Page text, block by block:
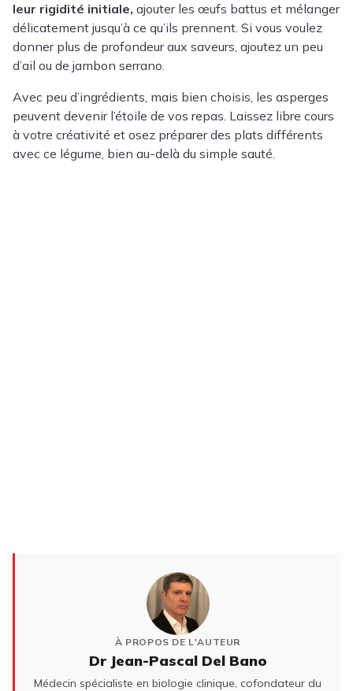
leur rigidité initiale, ajouter les œufs battus et mélanger
délicatement jusqu’à ce qu’ils prennent. Si vous voulez
donner plus de profondeur aux saveurs, ajoutez un peu
d’ail ou de jambon serrano.
Avec peu d’ingrédients, mais bien choisis, les asperges
peuvent devenir l’étoile de vos repas. Laissez libre cours
à votre créativité et osez préparer des plats différents
avec ce légume, bien au-delà du simple sauté.
À PROPOS DE L'AUTEUR
Dr Jean-Pascal Del Bano
Médecin spécialiste en biologie clinique, cofondateur du